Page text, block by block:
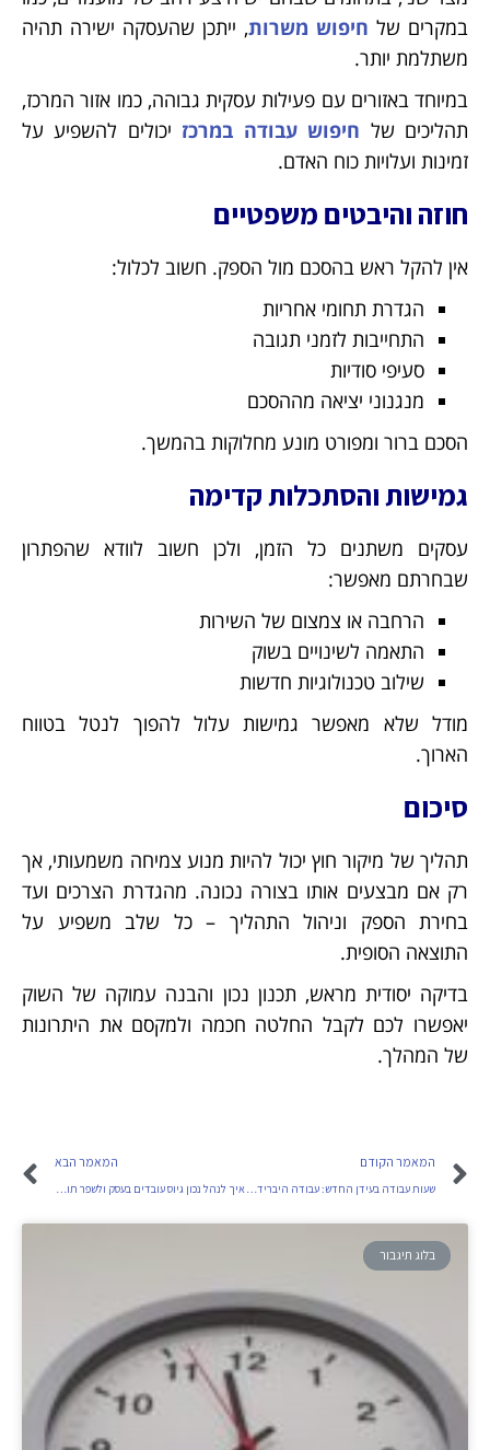
במקרים של חיפוש משרות, ייתכן שהעסקה ישירה תהיה
משתלמת יותר.
במיוחד באזורים עם פעילות עסקית גבוהה, כמו אזור המרכז,
תהליכים של חיפוש עבודה במרכז יכולים להשפיע על
זמינות ועלויות כוח האדם.
חוזה והיבטים משפטיים
אין להקל ראש בהסכם מול הספק. חשוב לכלול:
הגדרת תחומי אחריות
התחייבות לזמני תגובה
סעיפי סודיות
מנגנוני יציאה מההסכם
הסכם ברור ומפורט מונע מחלוקות בהמשך.
גמישות והסתכלות קדימה
עסקים משתנים כל הזמן, ולכן חשוב לוודא שהפתרון
שבחרתם מאפשר:
הרחבה או צמצום של השירות
התאמה לשינויים בשוק
שילוב טכנולוגיות חדשות
מודל שלא מאפשר גמישות עלול להפוך לנטל בטווח
הארוך.
סיכום
תהליך של מיקור חוץ יכול להיות מנוע צמיחה משמעותי, אך
רק אם מבצעים אותו בצורה נכונה. מהגדרת הצרכים ועד
בחירת הספק וניהול התהליך – כל שלב משפיע על
התוצאה הסופית.
בדיקה יסודית מראש, תכנון נכון והבנה עמוקה של השוק
יאפשרו לכם לקבל החלטה חכמה ולמקסם את היתרונות
של המהלך.
המאמר הקודם
שעות עבודה בעידן החדש: עבודה היברידית ושינויים בשוק התעסוקה
המאמר הבא
איך לנהל נכון גיוס עובדים בעסק ולשפר תוצאות לאורך זמן
בלוג תיגבור